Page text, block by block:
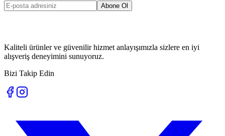
Abone Ol
Kaliteli ürünler ve güvenilir hizmet anlayışımızla sizlere en iyi
alışveriş deneyimini sunuyoruz.
Bizi Takip Edin